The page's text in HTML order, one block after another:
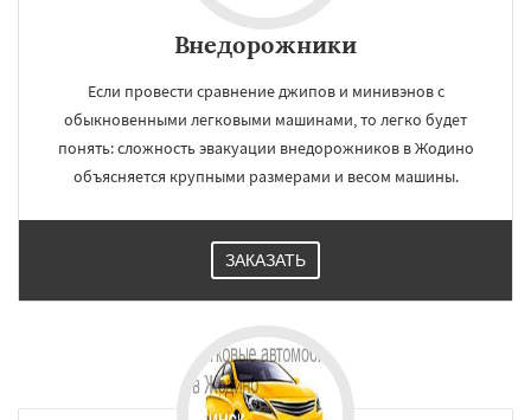
Внедорожники
Если провести сравнение джипов и минивэнов с
обыкновенными легковыми машинами, то легко будет
понять: сложность эвакуации внедорожников в Жодино
объясняется крупными размерами и весом машины.
ЗАКАЗАТЬ